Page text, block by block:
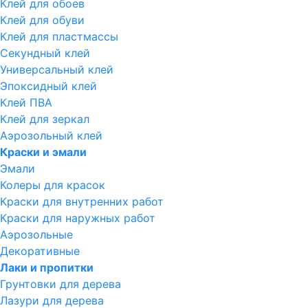
Клей для обоев
Клей для обуви
Клей для пластмассы
Секундный клей
Универсальный клей
Эпоксидный клей
Клей ПВА
Клей для зеркал
Аэрозольный клей
Краски и эмали
Эмали
Колеры для красок
Краски для внутренних работ
Краски для наружных работ
Аэрозольные
Декоративные
Лаки и пропитки
Грунтовки для дерева
Лазури для дерева